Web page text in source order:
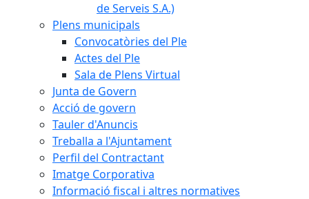
de Serveis S.A.)
Plens municipals
Convocatòries del Ple
Actes del Ple
Sala de Plens Virtual
Junta de Govern
Acció de govern
Tauler d'Anuncis
Treballa a l'Ajuntament
Perfil del Contractant
Imatge Corporativa
Informació fiscal i altres normatives